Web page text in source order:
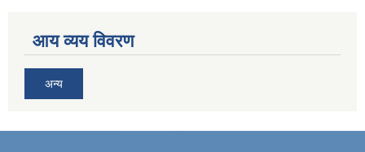
आय व्यय विवरण
अन्य